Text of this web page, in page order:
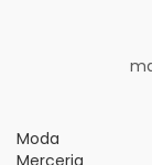
Moda
Merceria